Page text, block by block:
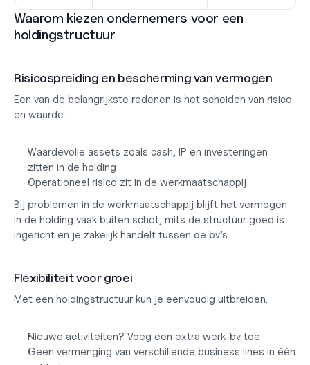
Waarom kiezen ondernemers voor een
holdingstructuur
Risicospreiding en bescherming van vermogen
Een van de belangrijkste redenen is het scheiden van risico
en waarde.
Waardevolle assets zoals cash, IP en investeringen
zitten in de holding
Operationeel risico zit in de werkmaatschappij
Bij problemen in de werkmaatschappij blijft het vermogen
in de holding vaak buiten schot, mits de structuur goed is
ingericht en je zakelijk handelt tussen de bv’s.
Flexibiliteit voor groei
Met een holdingstructuur kun je eenvoudig uitbreiden.
Nieuwe activiteiten? Voeg een extra werk-bv toe
Geen vermenging van verschillende business lines in één